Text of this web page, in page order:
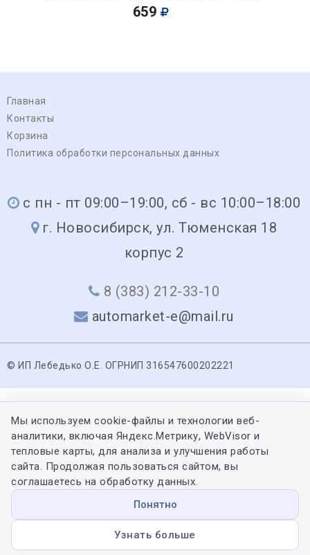
659
Главная
Контакты
Корзина
Политика обработки персональных данных
с пн - пт 09:00–19:00, сб - вс 10:00–18:00
г. Новосибирск, ул. Тюменская 18
корпус 2
8 (383) 212-33-10
automarket-e@mail.ru
© ИП Лебедько О.Е. ОГРНИП 316547600202221
Мы используем cookie-файлы и технологии веб-
аналитики, включая Яндекс.Метрику, WebVisor и
тепловые карты, для анализа и улучшения работы
сайта. Продолжая пользоваться сайтом, вы
соглашаетесь на обработку данных.
Понятно
Узнать больше